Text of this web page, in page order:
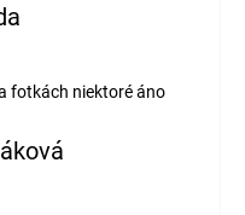
2 z 5 hviezdičiek.
fotkách niektoré áno
5 z 5 hviezdičiek.